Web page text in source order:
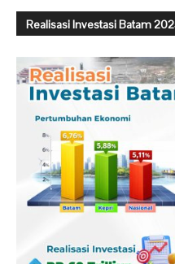
Realisasi Investasi Batam